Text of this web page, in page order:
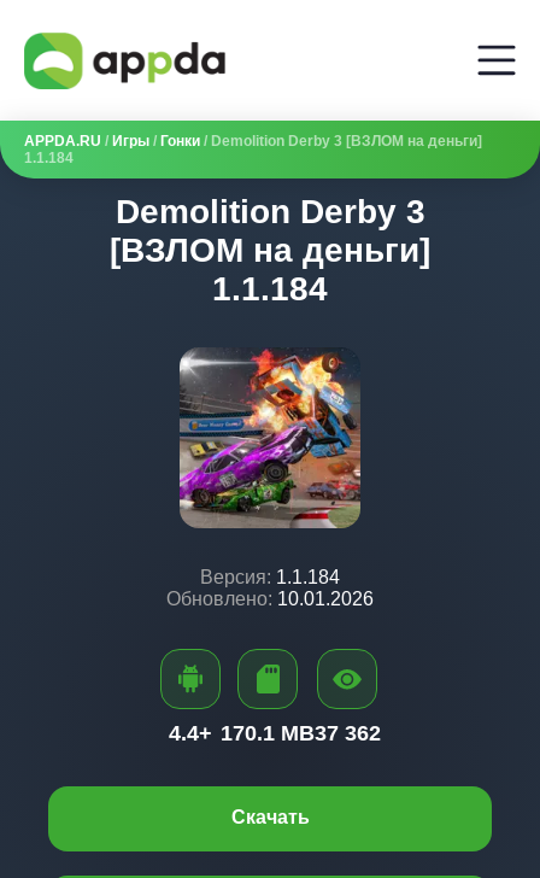
APPDA.RU / Игры / Гонки / Demolition Derby 3 [ВЗЛОМ на деньги]
1.1.184
Demolition Derby 3
[ВЗЛОМ на деньги]
1.1.184
Версия: 1.1.184
Обновлено: 10.01.2026
Скачать
4.4+ 170.1 MB37 362